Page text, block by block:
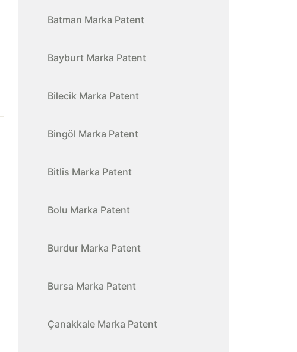
Batman Marka Patent
Bayburt Marka Patent
Bilecik Marka Patent
Bingöl Marka Patent
Bitlis Marka Patent
Bolu Marka Patent
Burdur Marka Patent
Bursa Marka Patent
Çanakkale Marka Patent